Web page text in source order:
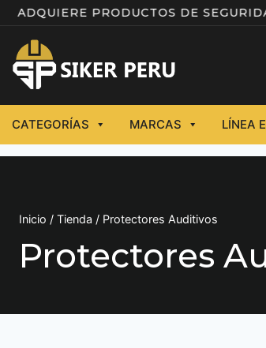
ADQUIERE PRODUCTOS DE
CATEGORÍAS MARCAS LÍNEA
Inicio / Tienda / Protectores Auditivos
Protectores